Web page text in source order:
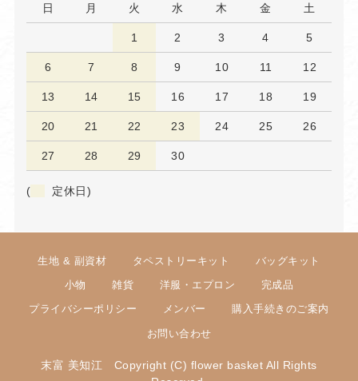
日 月 火 水 木 金 土
1 2 3 4 5
6 7 8 9 10 11 12
13 14 15 16 17 18 19
20 21 22 23 24 25 26
27 28 29 30
( 定休日)
生地 & 副資材 タペストリーキット バッグキット
小物 雑貨 洋服・エプロン 完成品
プライバシーポリシー メンバー 購入手続きのご案内
お問い合わせ
末富 美知江 Copyright (C) flower basket All Rights